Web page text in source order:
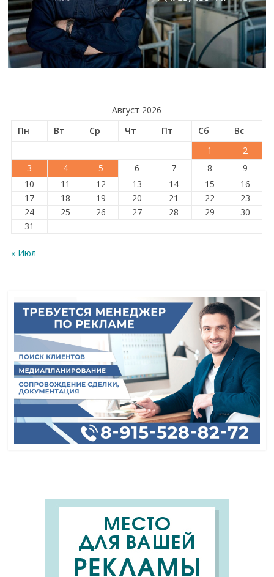
Август 2026
Пн
Вт Ср Чт Пт Сб
Вс
1
2
3
4 5 6 7 8
9
10
11 12 13 14 15
16
17
18 19 20 21 22
23
24
25 26 27 28 29
30
31
« Июл